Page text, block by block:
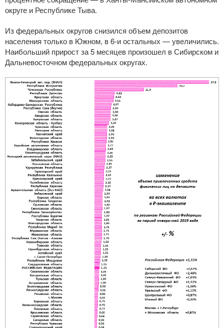
округе и Республике Тыва.
Из федеральных округов снизился объем депозитов
населения только в Южном, в6-иостальных — увеличились.
Наибольший прирост за 5 месяцев произошел в Сибирском и
Дальневосточном федеральных округах.